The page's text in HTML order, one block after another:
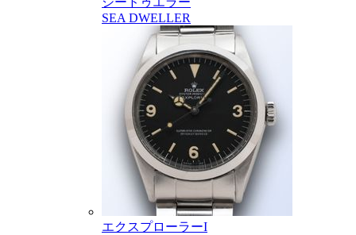
SEA DWELLER
エクスプローラーI